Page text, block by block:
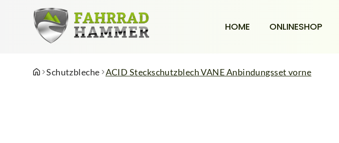
HOME ONLINESHOP
Schutzbleche ACID Steckschutzblech VANE Anbindungsset vorne